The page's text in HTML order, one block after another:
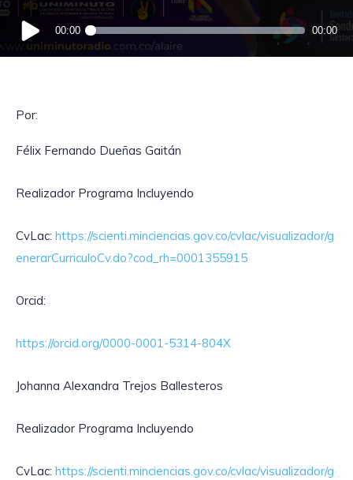
Reproductor
de
audio
00:00 00:00
Por:
Félix Fernando Dueñas Gaitán
Realizador Programa Incluyendo
CvLac: https://scienti.minciencias.gov.co/cvlac/visualizador/g
enerarCurriculoCv.do?cod_rh=0001355915
Orcid:
https://orcid.org/0000-0001-5314-804X
Johanna Alexandra Trejos Ballesteros
Realizador Programa Incluyendo
CvLac: https://scienti.minciencias.gov.co/cvlac/visualizador/g